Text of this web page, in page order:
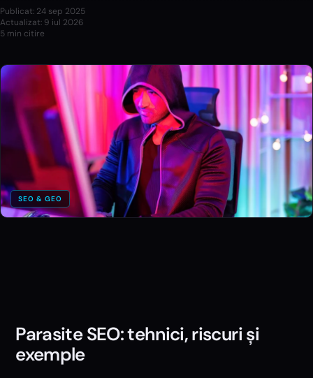
Publicat: 24 sep 2025
Actualizat: 9 iul 2026
5 min citire
SEO & GEO
Parasite SEO: tehnici, riscuri și
exemple